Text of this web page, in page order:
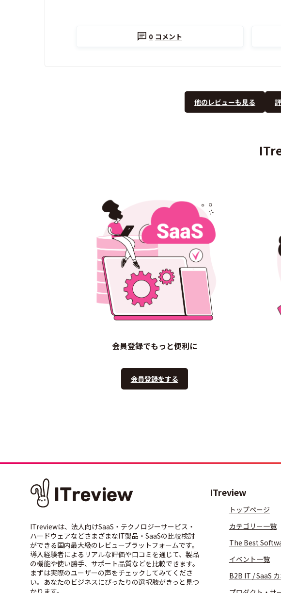
0 コメント
他のレビューも見る
会員登録でもっと便利に
会員登録をする
ITreviewは、法人向けSaaS・テクノロジーサービス・
ハードウェアなどさまざまなIT製品・SaaSの比較検討
ができる国内最大級のレビュープラットフォームです。
導入経験者によるリアルな評価や口コミを通じて、製品
の機能や使い勝手、サポート品質などを比較できます。
まずは実際のユーザーの声をチェックしてみてくださ
い。あなたのビジネスにぴったりの選択肢がきっと見つ
ITreview
トップページ
カテゴリー一覧
The Best
イベント一覧
B2B IT / SaaS